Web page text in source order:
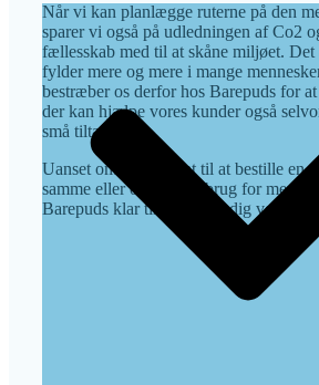
Når vi kan planlægge ruterne på den
sparer vi også på udledningen af Co2
fællesskab med til at skåne miljøet. Det
fylder mere og mere i mange
bestræber os derfor hos Barepuds for
der kan hjælpe vores kunder også
små tiltag.
Uanset om du er parat til at bestille en
samme eller om du har brug for mere
Barepuds klar til at hjælpe dig ved